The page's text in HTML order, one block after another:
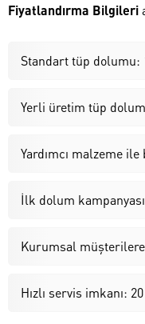
Fiyatlandırma Bilgileri
Standart tüp dolumu:
Yerli üretim tüp
Yardımcı malzeme
İlk dolum
Kurumsal
Hızlı servis imkanı: